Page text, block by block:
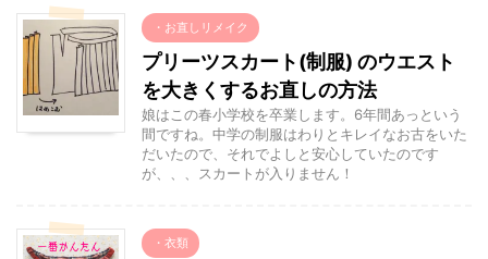
・お直しリメイク
プリーツスカート(制服) のウエスト
を大きくするお直しの方法
娘はこの春小学校を卒業します。6年間あっという
間ですね。中学の制服はわりとキレイなお古をいた
だいたので、それでよしと安心していたのです
が、、、スカートが入りません！
・衣類